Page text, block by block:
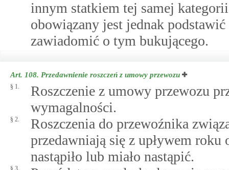
innym statkiem tej samej
obowiązany jest jednak
zawiadomić o tym bukującego.
Art. 108. Przedawnienie roszczeń z umowy przewozu
§ 1.
Roszczenie z umowy przewozu
wymagalności.
§ 2.
Roszczenia do przewoźnika
przedawniają się z upływem
nastąpiło lub miało nastąpić.
§ 3.